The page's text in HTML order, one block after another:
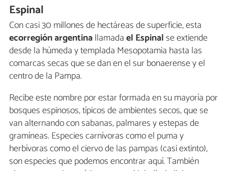
Espinal
Con casi 30 millones de hectáreas de superficie, esta
ecorregión argentinallamadael Espinalse extiende
desde la húmeda y templada Mesopotamia hasta las
comarcas secas que se dan en el sur bonaerense y el
centro de la Pampa.
Recibe este nombre por estar formada en su mayoría por
bosques espinosos, típicos de ambientes secos, que se
van alternando con sabanas, palmares y estepas de
gramíneas. Especies carnívoras como el puma y
herbívoras como el ciervo de las pampas (casi extinto),
son especies que podemos encontrar aquí. También